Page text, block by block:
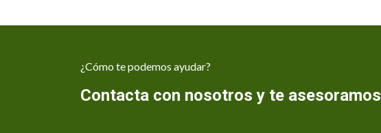
¿Cómo te podemos ayudar?
Contacta con nosotros y te asesoramos